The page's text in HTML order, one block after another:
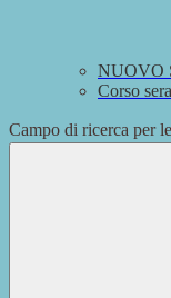
NUOVO
Corso
Campo di ricerca per